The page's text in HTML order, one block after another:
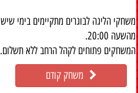
מהשעה 20:00.
המשחקים פתוחים לקהל הרחב ללא תשלום.
משחק קודם